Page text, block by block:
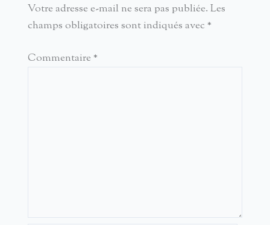
Votre adresse e-mail ne sera pas publiée. Les
champs obligatoires sont indiqués avec *
Commentaire *